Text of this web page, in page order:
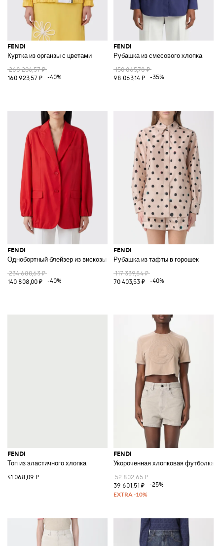
FENDI
Куртка из органзы с цветами
268 206,57 ₽
160 923,57 ₽
-40%
FENDI
Рубашка из смесового хлопка
150 865,78 ₽
98 063,14 ₽
-35%
FENDI
Однобортный блейзер из вискозы
234 680,63 ₽
140 808,00 ₽
-40%
FENDI
Рубашка из тафты в горошек
117 339,84 ₽
70 403,53 ₽
-40%
FENDI
Топ из эластичного хлопка
41 068,09 ₽
FENDI
Укороченная хлопковая футболка
52 802,65 ₽
39 601,51 ₽
-25%